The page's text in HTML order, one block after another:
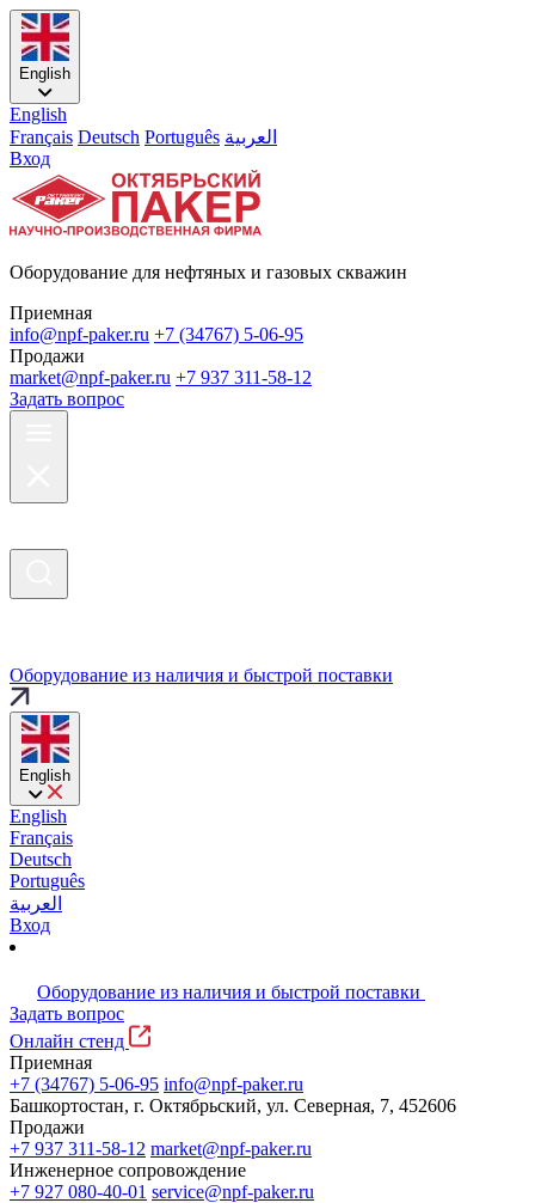
English
English
Français Deutsch Português العربية
Вход
Оборудование для нефтяных и газовых скважин
Приемная
info@npf-paker.ru +7 (34767) 5-06-95
Продажи
market@npf-paker.ru +7 937 311-58-12
Задать вопрос
Оборудование из наличия и быстрой поставки
English
English
Français
Deutsch
Português
العربية
Вход
Оборудование из наличия и быстрой поставки
Задать вопрос
Онлайн стенд
Приемная
+7 (34767) 5-06-95 info@npf-paker.ru
Башкортостан, г. Октябрьский, ул. Северная, 7, 452606
Продажи
+7 937 311-58-12 market@npf-paker.ru
Инженерное сопровождение
+7 927 080-40-01 service@npf-paker.ru